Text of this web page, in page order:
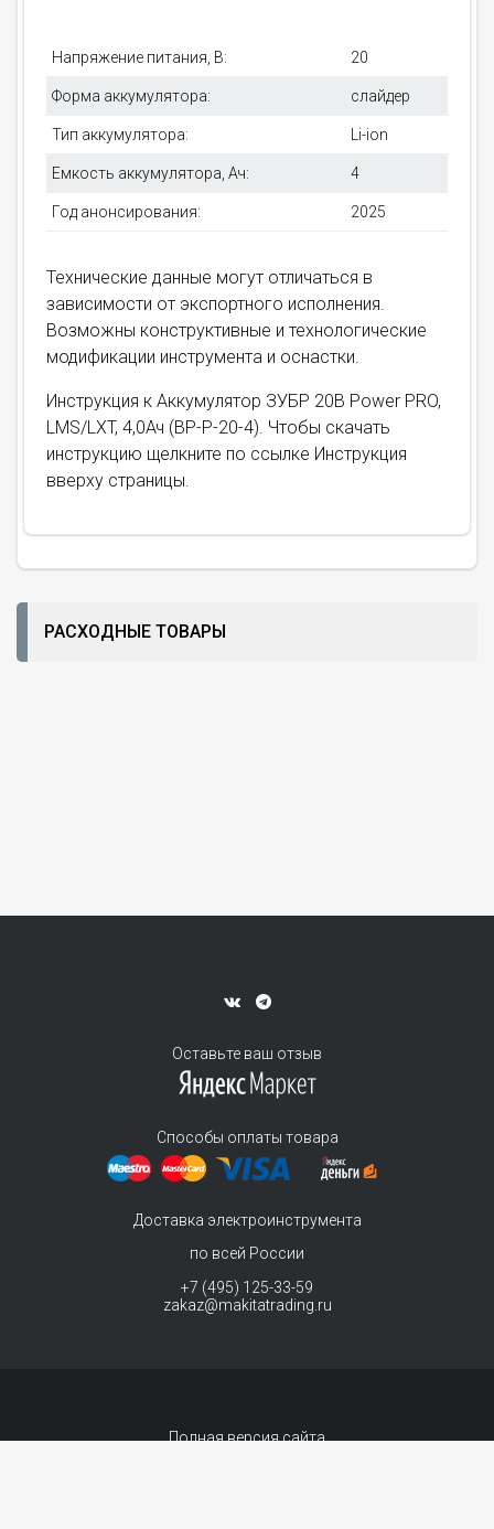
Напряжение питания, В: 20
Форма аккумулятора: слайдер
Тип аккумулятора: Li-ion
Емкость аккумулятора, Ач: 4
Год анонсирования: 2025
Технические данные могут отличаться в
зависимости от экспортного исполнения.
Возможны конструктивные и технологические
модификации инструмента и оснастки.
Инструкция к Аккумулятор ЗУБР 20В Power PRO,
LMS/LXT, 4,0Ач (BP-P-20-4). Чтобы скачать
инструкцию щелкните по ссылке Инструкция
вверху страницы.
РАСХОДНЫЕ ТОВАРЫ
Оставьте ваш отзыв
Способы оплаты товара
Доставка электроинструмента
по всей России
+7 (495) 125-33-59
zakaz@makitatrading.ru
Полная версия сайта